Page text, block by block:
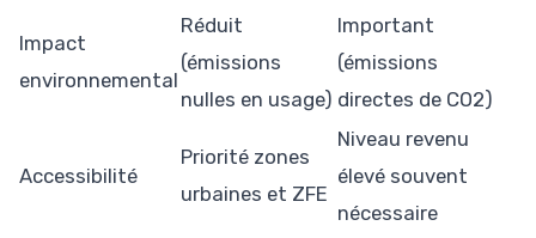
Impact
environnemental
Réduit
(émissions
nulles en usage)
Important
(émissions
directes de CO2)
Accessibilité
Priorité zones
urbaines et ZFE
Niveau revenu
élevé souvent
nécessaire